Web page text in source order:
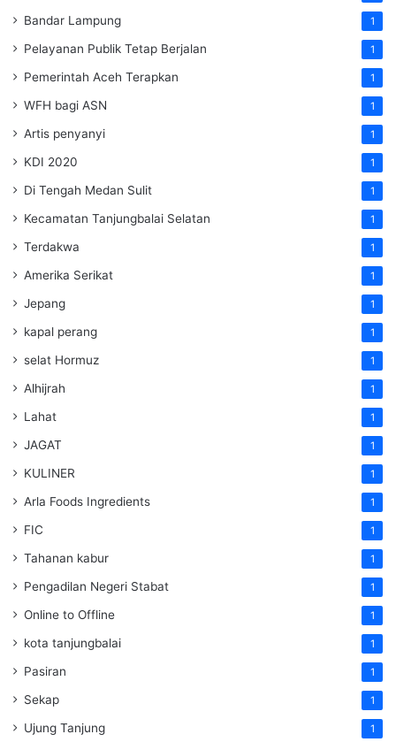
Bandar Lampung 1
Pelayanan Publik Tetap Berjalan 1
Pemerintah Aceh Terapkan 1
WFH bagi ASN 1
Artis penyanyi 1
KDI 2020 1
Di Tengah Medan Sulit 1
Kecamatan Tanjungbalai Selatan 1
Terdakwa 1
Amerika Serikat 1
Jepang 1
kapal perang 1
selat Hormuz 1
Alhijrah 1
Lahat 1
JAGAT 1
KULINER 1
Arla Foods Ingredients 1
FIC 1
Tahanan kabur 1
Pengadilan Negeri Stabat 1
Online to Offline 1
kota tanjungbalai 1
Pasiran 1
Sekap 1
Ujung Tanjung 1